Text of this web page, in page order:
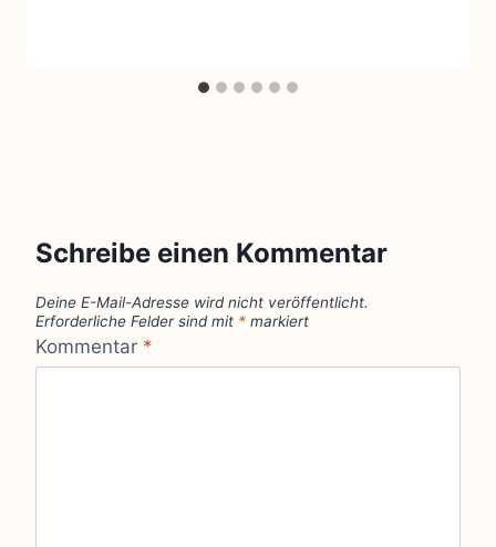
Schreibe einen Kommentar
Deine E-Mail-Adresse wird nicht veröffentlicht.
Erforderliche Felder sind mit * markiert
Kommentar *